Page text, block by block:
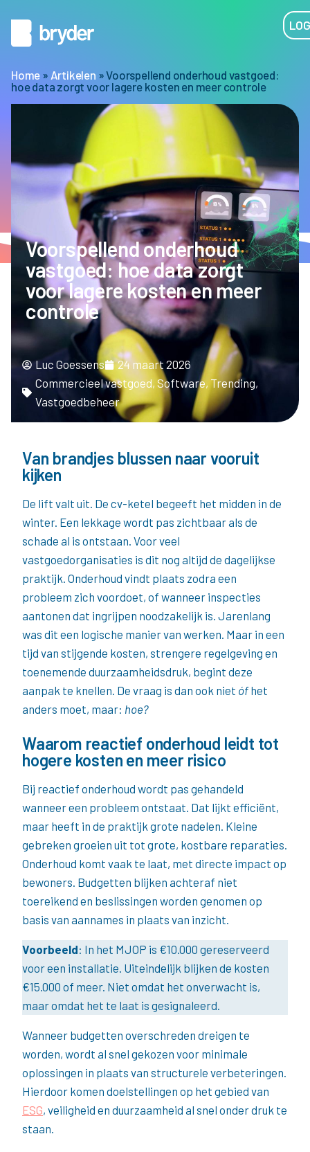
Home » Artikelen »Voorspellend onderhoud vastgoed:
hoe data zorgt voor lagere kosten en meer controle
Luc Goessens
24 maart 2026
Commercieel vastgoed, Software, Trending,
Vastgoedbeheer
Voorspellend onderhoud
vastgoed: hoe data zorgt
voor lagere kosten en meer
controle
Van brandjes blussen naar vooruit
kijken
De lift valt uit. De cv-ketel begeeft het midden in de
winter. Een lekkage wordt pas zichtbaar als de
schade al is ontstaan. Voor veel
vastgoedorganisaties is dit nog altijd de dagelijkse
praktijk. Onderhoud vindt plaats zodra een
probleem zich voordoet, of wanneer inspecties
aantonen dat ingrijpen noodzakelijk is. Jarenlang
was dit een logische manier van werken. Maar in een
tijd van stijgende kosten, strengere regelgeving en
toenemende duurzaamheidsdruk, begint deze
aanpak te knellen. De vraag is dan ook niet ófhet
anders moet, maar: hoe?
Waarom reactief onderhoud leidt tot
hogere kosten en meer risico
Bij reactief onderhoud wordt pas gehandeld
wanneer een probleem ontstaat. Dat lijkt efficiënt,
maar heeft in de praktijk grote nadelen. Kleine
gebreken groeien uit tot grote, kostbare reparaties.
Onderhoud komt vaak te laat, met directe impact op
bewoners. Budgetten blijken achteraf niet
toereikend en beslissingen worden genomen op
basis van aannames in plaats van inzicht.
Voorbeeld: In het MJOP is €10.000 gereserveerd
voor een installatie. Uiteindelijk blijken de kosten
€15.000 of meer. Niet omdat het onverwacht is,
maar omdat het te laat is gesignaleerd.
Wanneer budgetten overschreden dreigen te
worden, wordt al snel gekozen voor minimale
oplossingen in plaats van structurele verbeteringen.
Hierdoor komen doelstellingen op het gebied van
ESG, veiligheid en duurzaamheid al snel onder druk te
staan.